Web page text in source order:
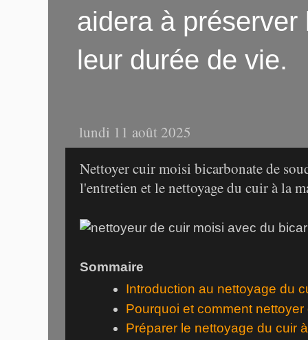
aidera à
leur durée de vie.
lundi 11 août 2025
Nettoyer cuir moisi bicarbonate de
l'entretien et le nettoyage du cuir à la
Sommaire
Introduction au nettoyage du
Pourquoi et comment nettoyer
Préparer le nettoyage du cuir